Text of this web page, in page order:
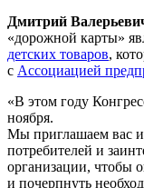
Дмитрий
«дорожной карты»
детских товаров,
с Ассоциацией
«В этом году
ноября.
Мы приглашаем вас и
потребителей и
организации, чтобы
и почерпнуть